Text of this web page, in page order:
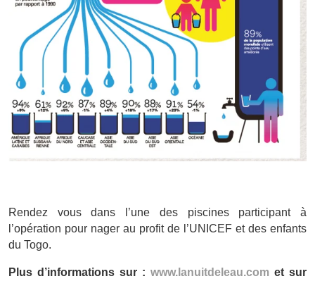
Rendez vous dans l’une des piscines participant à
l’opération pour nager au profit de l’UNICEF et des enfants
du Togo.
Plus d’informations sur : www.lanuitdeleau.com et sur